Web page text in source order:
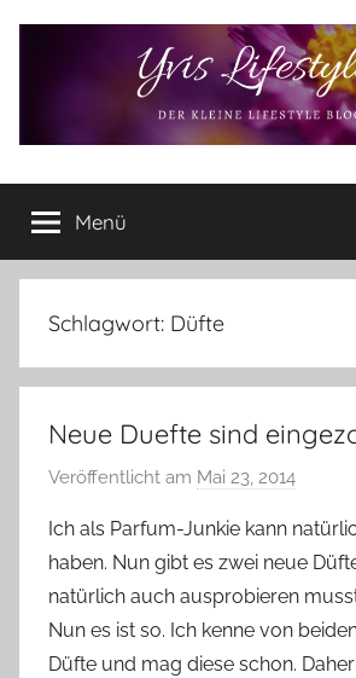
Yvis
Lifestyle
Lifestyle
Blog
–
Lifestyle,
Produkttests
vieles
Menü
Schlagwort: Düfte
Neue Duefte sind
Veröffentlicht am Mai 23, 2014
n
Y
v
o
n
Ich als Parfum-Junkie kann
haben. Nun gibt es zwei neue
natürlich auch ausprobieren
Nun es ist so. Ich kenne von
Düfte und mag diese schon.